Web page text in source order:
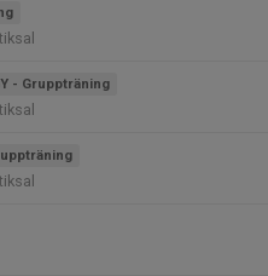
- Gruppträning